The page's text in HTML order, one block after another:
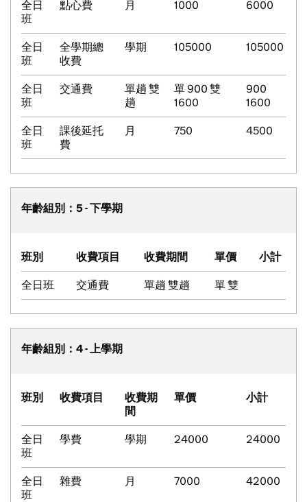
全日
班
點心費 月 1000 6000
全日
班
全學期總
收費
學期 105000 105000
全日
班
交通費
單趟 雙
趟
單 900 雙
1600
900
1600
全日
班
課後延托
費
月 750 4500
年齡組別：5 - 下學期
班別 收費項目 收費期間 單價 小計
全日班 交通費 單趟 雙趟 單 雙
年齡組別：4 - 上學期
班別 收費項目
收費期
間
單價 小計
全日
班
學費 學期 24000 24000
全日
班
雜費 月 7000 42000